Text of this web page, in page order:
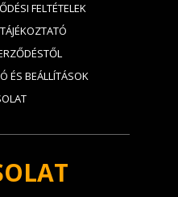
FELTÉTELEK
ÉS BEÁLLÍTÁSOK